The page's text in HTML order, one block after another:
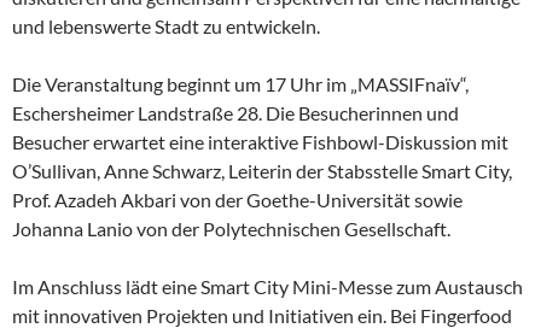
und lebenswerte Stadt zu entwickeln.
Die Veranstaltung beginnt um 17 Uhr im „MASSIFnaïv“,
Eschersheimer Landstraße 28. Die Besucherinnen und
Besucher erwartet eine interaktive Fishbowl-Diskussion mit
O’Sullivan, Anne Schwarz, Leiterin der Stabsstelle Smart City,
Prof. Azadeh Akbari von der Goethe-Universität sowie
Johanna Lanio von der Polytechnischen Gesellschaft.
Im Anschluss lädt eine Smart City Mini-Messe zum Austausch
mit innovativen Projekten und Initiativen ein. Bei Fingerfood